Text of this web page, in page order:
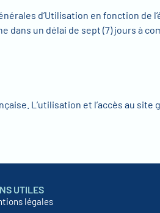
d’Utilisation en fonction de
un délai de sept (7) jours à
L’utilisation et l’accès au
UTILES
légales